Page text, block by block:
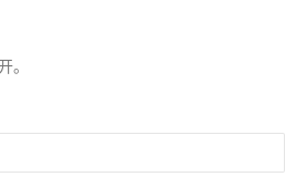
。